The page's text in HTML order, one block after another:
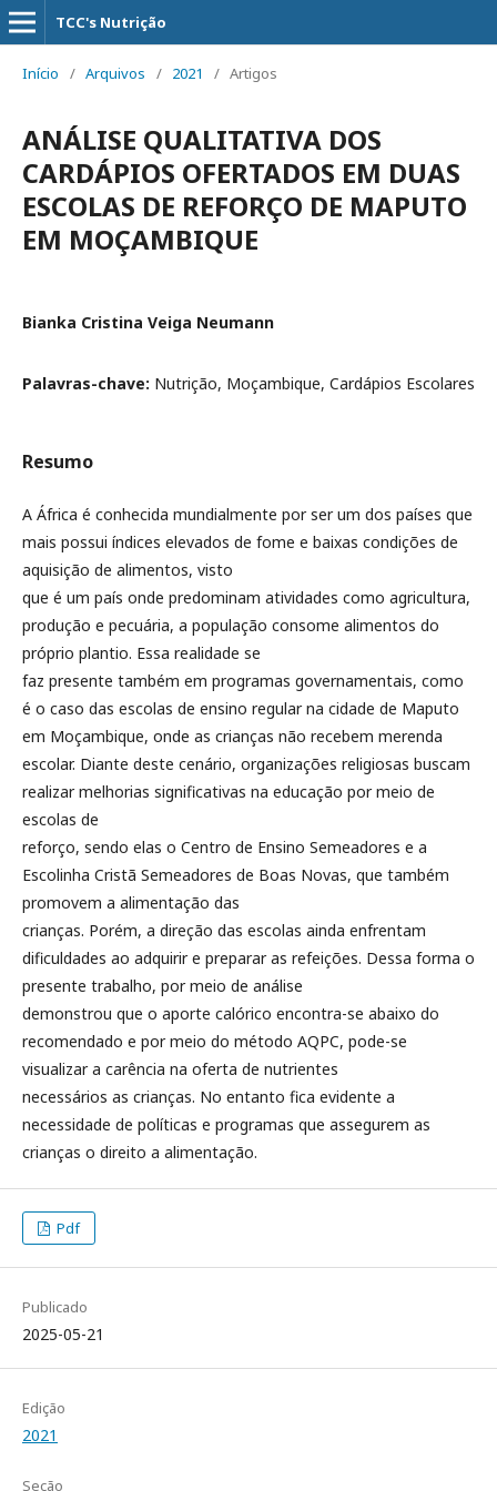
TCC's Nutrição
Início / Arquivos / 2021 / Artigos
ANÁLISE QUALITATIVA DOS
CARDÁPIOS OFERTADOS EM DUAS
ESCOLAS DE REFORÇO DE MAPUTO
EM MOÇAMBIQUE
Bianka Cristina Veiga Neumann
Palavras-chave: Nutrição, Moçambique, Cardápios Escolares
Resumo
A África é conhecida mundialmente por ser um dos países que
mais possui índices elevados de fome e baixas condições de
aquisição de alimentos, visto
que é um país onde predominam atividades como agricultura,
produção e pecuária, a população consome alimentos do
próprio plantio. Essa realidade se
faz presente também em programas governamentais, como
é o caso das escolas de ensino regular na cidade de Maputo
em Moçambique, onde as crianças não recebem merenda
escolar. Diante deste cenário, organizações religiosas buscam
realizar melhorias significativas na educação por meio de
escolas de
reforço, sendo elas o Centro de Ensino Semeadores e a
Escolinha Cristã Semeadores de Boas Novas, que também
promovem a alimentação das
crianças. Porém, a direção das escolas ainda enfrentam
dificuldades ao adquirir e preparar as refeições. Dessa forma o
presente trabalho, por meio de análise
demonstrou que o aporte calórico encontra-se abaixo do
recomendado e por meio do método AQPC, pode-se
visualizar a carência na oferta de nutrientes
necessários as crianças. No entanto fica evidente a
necessidade de políticas e programas que assegurem as
crianças o direito a alimentação.
Pdf
Publicado
2025-05-21
Edição
2021
Seção